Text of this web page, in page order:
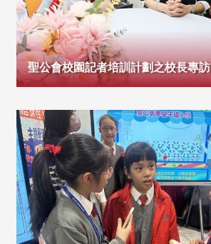
聖公會校園記者培訓計劃之校長專訪